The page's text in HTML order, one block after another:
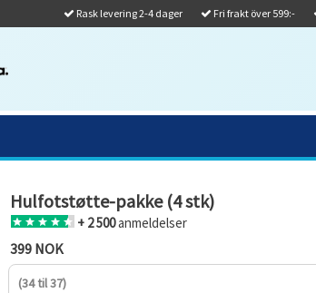
Rask levering 2-4 dager Fri frakt över 599:-
Hulfotstøtte-pakke (4 stk)
+ 2 500anmeldelser
399 NOK
(34 til 37)